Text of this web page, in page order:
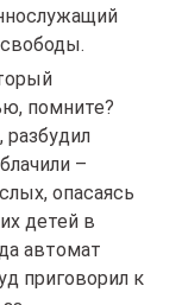
помните?
разбудил
–
опасаясь
детей в
автомат
приговорил к